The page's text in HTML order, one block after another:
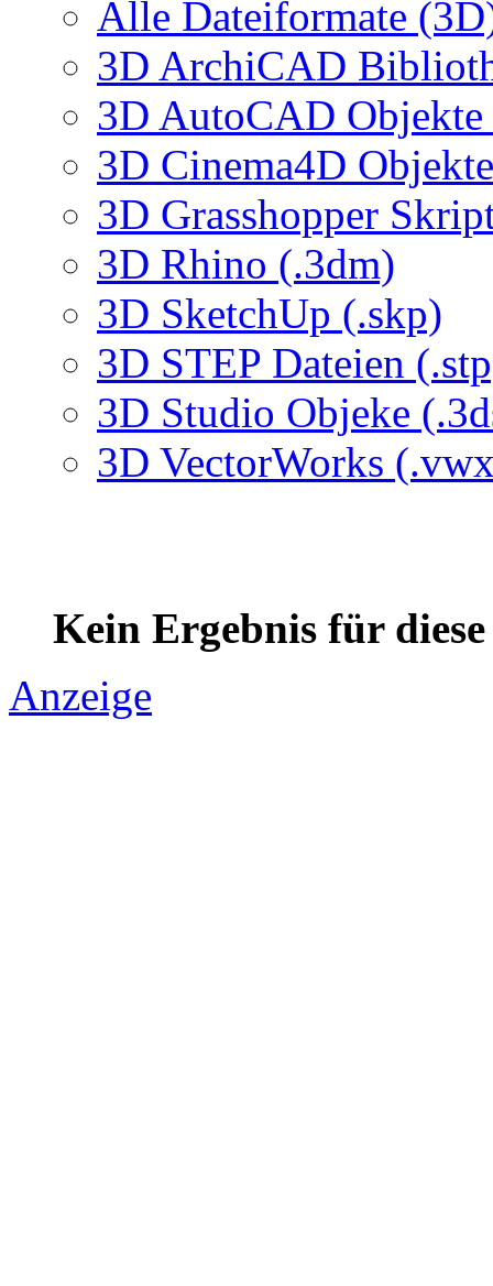
Alle Dateiformate
3D ArchiCAD
3D AutoCAD
3D Cinema4D
3D Grasshopper
3D Rhino (.3dm)
3D SketchUp (.skp)
3D STEP Dateien
3D Studio Objeke
3D VectorWorks
Kein Ergebnis für
Anzeige